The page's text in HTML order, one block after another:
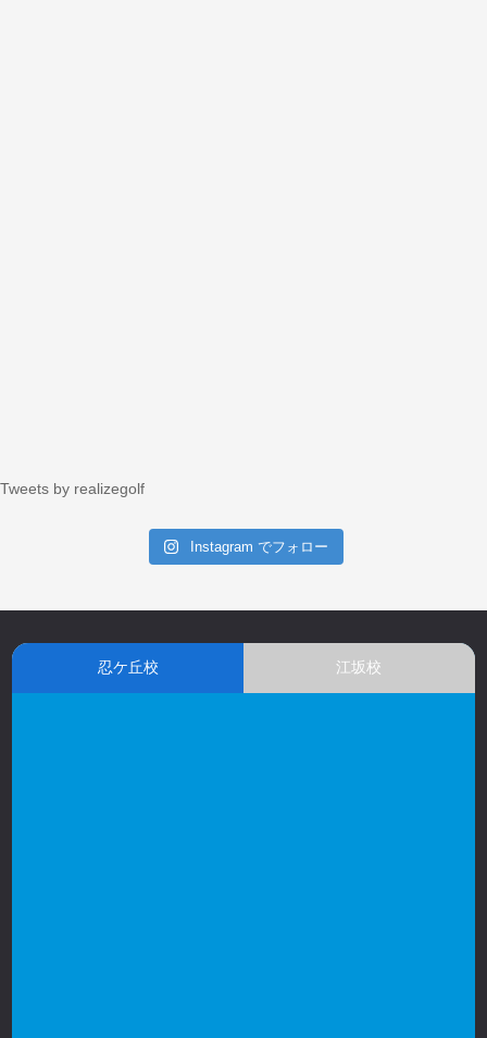
Tweets by realizegolf
Instagram でフォロー
忍ケ丘校 江坂校